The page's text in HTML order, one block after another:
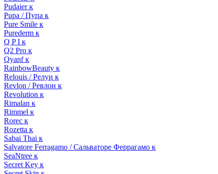
Pudaier к
Pupa / Пупа к
Pure Smile к
Purederm к
Q P I к
Q2 Pro к
Qyanf к
RainbowBeauty к
Relouis / Релуи к
Revlon / Ревлон к
Revolution к
Rimalan к
Rimmel к
Rorec к
Rozetta к
Sabai Thai к
Salvatore Ferragamo / Сальваторе Феррагамо к
SeaNtree к
Secret Key к